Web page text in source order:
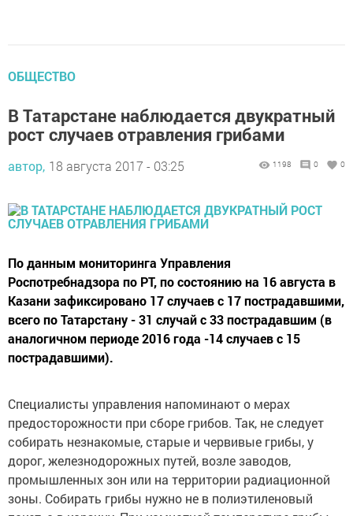
ОБЩЕСТВО
В Татарстане наблюдается двукратный
рост случаев отравления грибами
автор, 18 августа 2017 - 03:25 1198 0 0
По данным мониторинга Управления
Роспотребнадзора по РТ, по состоянию на 16 августа в
Казани зафиксировано 17 случаев с 17 пострадавшими,
всего по Татарстану - 31 случай с 33 пострадавшим (в
аналогичном периоде 2016 года -14 случаев с 15
пострадавшими).
Специалисты управления напоминают о мерах
предосторожности при сборе грибов. Так, не следует
собирать незнакомые, старые и червивые грибы, у
дорог, железнодорожных путей, возле заводов,
промышленных зон или на территории радиационной
зоны. Собирать грибы нужно не в полиэтиленовый